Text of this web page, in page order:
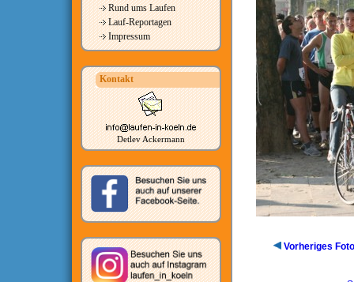
Rund ums Laufen
Lauf-Reportagen
Impressum
Kontakt
Detlev Ackermann
Vorheriges Foto